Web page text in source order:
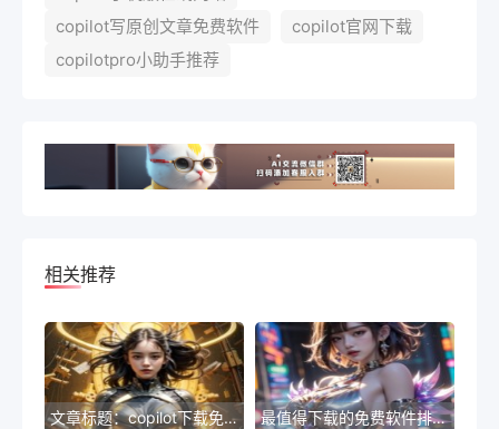
copilot写原创文章免费软件
copilot官网下载
copilotpro小助手推荐
相关推荐
文章标题：copilot下载免费工具排名-免费工具排名Top 10：最受欢迎的下载列表 最值得下载的免费软件排行榜